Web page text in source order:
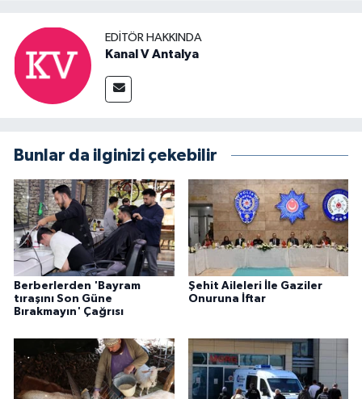
EDITÖR HAKKINDA
Kanal V Antalya
Bunlar da ilginizi çekebilir
Berberlerden 'Bayram
tıraşını Son Güne
Bırakmayın' Çağrısı
Şehit Aileleri İle Gaziler
Onuruna İftar